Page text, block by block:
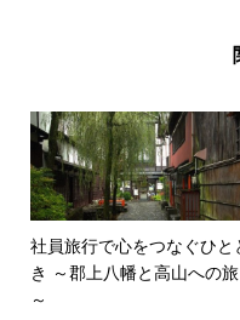
社員旅行で心をつなぐひと
き ～郡上八幡と高山への旅
～